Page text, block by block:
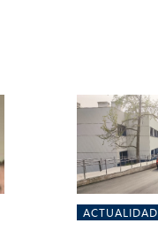
ACTUALIDAD